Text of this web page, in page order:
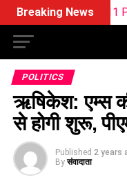
Breaking News
Prediction 3rd
POLITICS
ऋषिकेश: एम्स
से होगी शुरू,
Published 2 years
By संवादाता